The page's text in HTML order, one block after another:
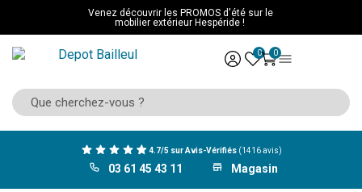
Venez découvrir les PROMOS d'été sur le
mobilier extérieur Hespéride !
0 0
4.7/5 sur Avis-Vérifiés (1416 avis)
03 61 45 43 11 Magasin